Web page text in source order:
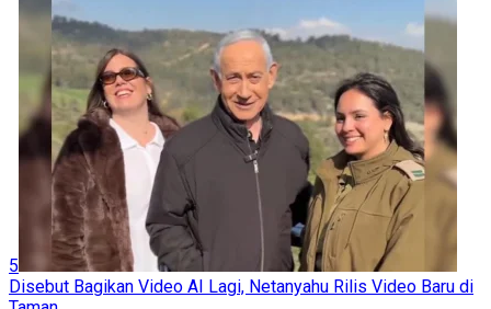
5
Disebut Bagikan Video AI Lagi, Netanyahu Rilis Video Baru di